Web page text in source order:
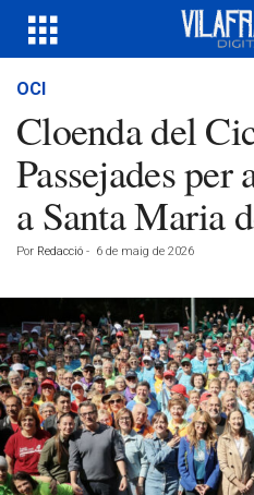
OCI
Cloenda del
Passejades
a Santa Maria
Por Redacció - 6 de maig de 2026